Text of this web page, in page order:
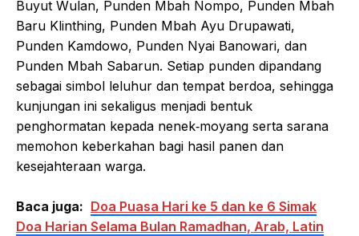
Buyut Wulan, Punden Mbah Nompo, Punden Mbah
Baru Klinthing, Punden Mbah Ayu Drupawati,
Punden Kamdowo, Punden Nyai Banowari, dan
Punden Mbah Sabarun. Setiap punden dipandang
sebagai simbol leluhur dan tempat berdoa, sehingga
kunjungan ini sekaligus menjadi bentuk
penghormatan kepada nenek‑moyang serta sarana
memohon keberkahan bagi hasil panen dan
kesejahteraan warga.
Baca juga: Doa Puasa Hari ke 5 dan ke 6 Simak
Doa Harian Selama Bulan Ramadhan, Arab, Latin